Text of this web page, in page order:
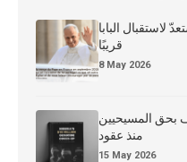
لاستقبال البابا
قريبًا
8 May 2026
بحق المسيحيين
منذ عقود
15 May 2026